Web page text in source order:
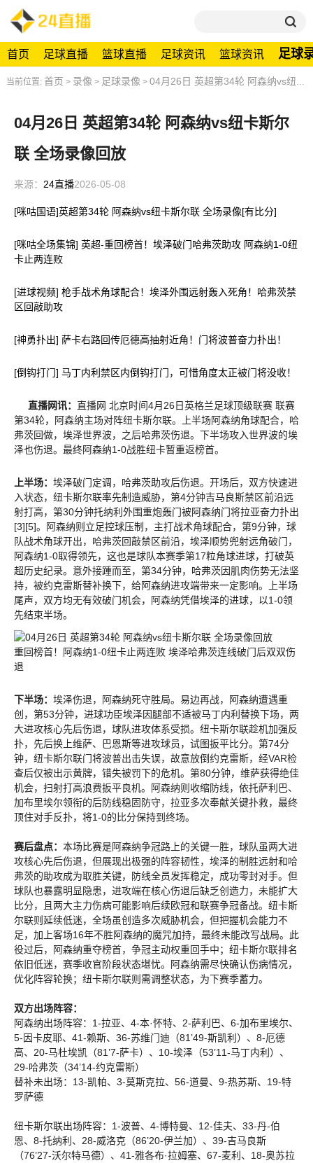
首页 足球直播 篮球直播 足球资讯 篮球资讯 足球
当前位置: 首页 > 录像 > 足球录像 > 04月26日 英超第34轮 阿森纳vs纽卡斯尔联 全场录像回放
04月26日 英超第34轮 阿森纳vs纽卡斯尔
联 全场录像回放
来源： 24直播2026-05-08
[咪咕国语]英超第34轮 阿森纳vs纽卡斯尔联 全场录像[有比分]
[咪咕全场集锦] 英超-重回榜首！埃泽破门哈弗茨助攻 阿森纳1-0纽
卡止两连败
[进球视频] 枪手战术角球配合！埃泽外围远射轰入死角！哈弗茨禁
区回敲助攻
[神勇扑出] 萨卡右路回传厄德高抽射近角！门将波普奋力扑出！
[倒钩打门] 马丁内利禁区内倒钩打门，可惜角度太正被门将没收！
直播网讯： 直播网 北京时间4月26日英格兰足球顶级联赛 联赛
第34轮，阿森纳主场对阵纽卡斯尔联。上半场阿森纳角球配合，哈
弗茨回做，埃泽世界波，之后哈弗茨伤退。下半场攻入世界波的埃
泽也伤退。最终阿森纳1-0战胜纽卡暂重返榜首。
上半场： 埃泽破门定调，哈弗茨助攻后伤退。开场后，双方快速进
入状态，纽卡斯尔联率先制造威胁，第4分钟吉马良斯禁区前沿远
射打高，第30分钟托纳利外围重炮轰门被阿森纳门将拉亚奋力扑出
[3][5]。阿森纳则立足控球压制，主打战术角球配合，第9分钟，球
队战术角球开出，哈弗茨回敲禁区前沿，埃泽顺势兜射远角破门，
阿森纳1-0取得领先，这也是球队本赛季第17粒角球进球，打破英
超历史纪录。意外接踵而至，第34分钟，哈弗茨因肌肉伤势无法坚
持，被约克雷斯替补换下，给阿森纳进攻端带来一定影响。上半场
尾声，双方均无有效破门机会，阿森纳凭借埃泽的进球，以1-0领
先结束半场。
重回榜首！阿森纳1-0纽卡止两连败 埃泽哈弗茨连线破门后双双伤
退
下半场： 埃泽伤退，阿森纳死守胜局。易边再战，阿森纳遭遇重
创，第53分钟，进球功臣埃泽因腿部不适被马丁内利替换下场，两
大进攻核心先后伤退，球队进攻体系受损。纽卡斯尔联趁机加强反
扑，先后换上维萨、巴恩斯等进攻球员，试图扳平比分。第74分
钟，纽卡斯尔联门将波普出击失误，故意放倒约克雷斯，经VAR检
查后仅被出示黄牌，错失被罚下的危机。第80分钟，维萨获得绝佳
机会，扫射打高浪费扳平良机。阿森纳则收缩防线，依托萨利巴、
加布里埃尔领衔的后防线稳固防守，拉亚多次奉献关键扑救，最终
顶住对手反扑，将1-0的比分保持到终场。
赛后盘点： 本场比赛是阿森纳争冠路上的关键一胜，球队虽两大进
攻核心先后伤退，但展现出极强的阵容韧性，埃泽的制胜远射和哈
弗茨的助攻成为取胜关键，防线全员发挥稳定，成功零封对手。但
球队也暴露明显隐患，进攻端在核心伤退后缺乏创造力，未能扩大
比分，且两大主力伤病可能影响后续欧冠和联赛争冠备战。纽卡斯
尔联则延续低迷，全场虽创造多次威胁机会，但把握机会能力不
足，加上客场16年不胜阿森纳的魔咒加持，最终未能改写战局。此
役过后，阿森纳重夺榜首，争冠主动权重回手中；纽卡斯尔联排名
依旧低迷，赛季收官阶段状态堪忧。阿森纳需尽快确认伤病情况，
优化阵容轮换；纽卡斯尔联则需调整状态，为下赛季蓄力。
双方出场阵容：
阿森纳出场阵容：1-拉亚、4-本·怀特、2-萨利巴、6-加布里埃尔、
5-因卡皮耶、41-赖斯、36-苏维门迪（81’49-斯凯利）、8-厄德
高、20-马杜埃凯（81’7-萨卡）、10-埃泽（53’11-马丁内利）、
29-哈弗茨（34’14-约克雷斯）
替补未出场：13-凯帕、3-莫斯克拉、56-道曼、9-热苏斯、19-特
罗萨德
纽卡斯尔联出场阵容：1-波普、4-博特曼、12-佳夫、33-丹-伯
恩、8-托纳利、28-威洛克（86’20-伊兰加）、39-吉马良斯
（76’27-沃尔特马德）、41-雅各布·拉姆塞、67-麦利、18-奥苏拉